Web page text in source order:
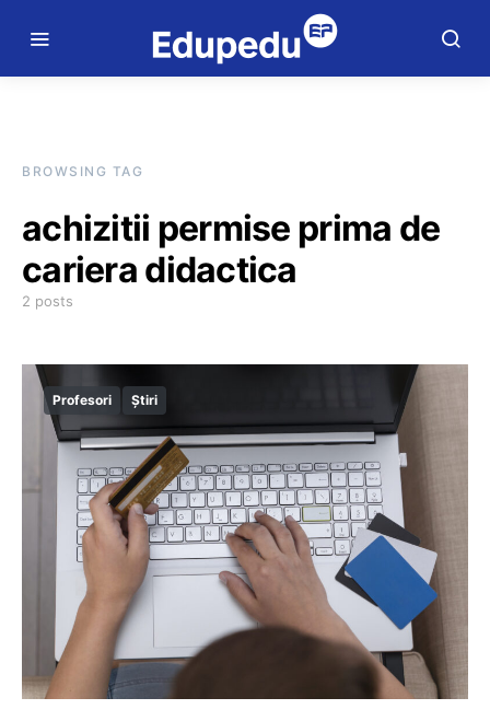
BROWSING TAG
achizitii permise prima de
cariera didactica
2 posts
Profesori Știri